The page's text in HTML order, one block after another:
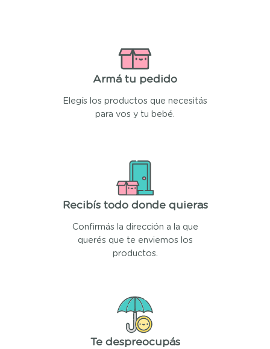
Armá tu pedido
Elegís los productos que necesitás
para vos y tu bebé.
Recibís todo donde quieras
Confirmás la dirección a la que
querés que te enviemos los
productos.
Te despreocupás